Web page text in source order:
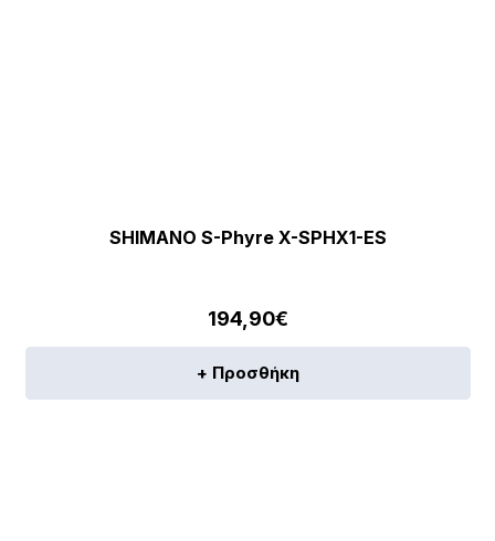
SHIMANO S-Phyre X-SPHX1-ES
194,90€
+ Προσθήκη